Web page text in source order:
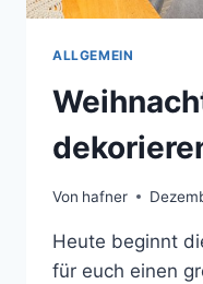
ALLGEMEIN
Von hafner
Heute beginnt
für euch einen